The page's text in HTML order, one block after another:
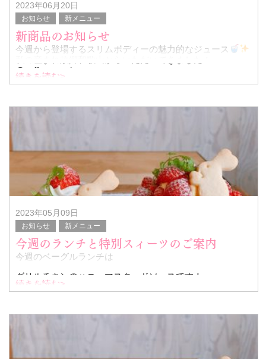
2023年06月20日
お知らせ 新メニュー
新商品のお知らせ
今週から登場するスリムボディーの魅力的なジュース
@caffe_arancia
続きを読む>
2023年05月09日
お知らせ 新メニュー
今週のランチと特別スィーツのご案内
今週のベーグルランチは
グリルチキンのハニーマスタードソースです！
続きを読む>